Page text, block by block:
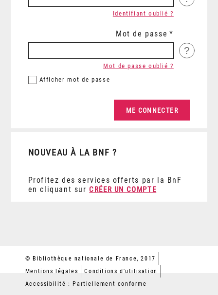
Identifiant oublié ?
Mot de passe
?
Afficher mot de passe
Mot de passe oublié ?
NOUVEAU À LA BNF ?
Profitez des services offerts par la BnF
en cliquant sur CRÉER UN COMPTE
© Bibliothèque nationale de France, 2017
Mentions légales
Conditions d'utilisation
Accessibilité : Partiellement conforme